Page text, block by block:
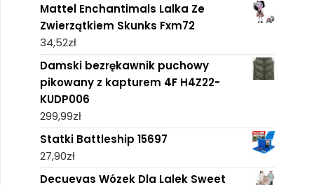
Mattel Enchantimals Lalka Ze
Zwierzątkiem Skunks Fxm72
34,52zł
Damski bezrękawnik puchowy
pikowany z kapturem 4F H4Z22-
KUDP006
299,99zł
Statki Battleship 15697
27,90zł
Decuevas Wózek Dla Lalek Sweet